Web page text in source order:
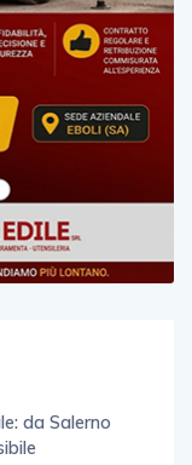
da Salerno